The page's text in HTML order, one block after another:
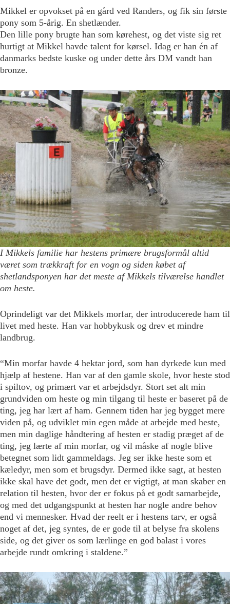
Mikkel er opvokset på en gård ved Randers, og fik sin første
pony som 5-årig. En shetlænder.
Den lille pony brugte han som kørehest, og det viste sig ret
hurtigt at Mikkel havde talent for kørsel. Idag er han én af
danmarks bedste kuske og under dette års DM vandt han
bronze.
I Mikkels familie har hestens primære brugsformål altid
været som trækkraft for en vogn og siden købet af
shetlandsponyen har det meste af Mikkels tilværelse handlet
om heste.
Oprindeligt var det Mikkels morfar, der introducerede ham til
livet med heste. Han var hobbykusk og drev et mindre
landbrug.
“Min morfar havde 4 hektar jord, som han dyrkede kun med
hjælp af hestene. Han var af den gamle skole, hvor heste stod
i spiltov, og primært var et arbejdsdyr. Stort set alt min
grundviden om heste og min tilgang til heste er baseret på de
ting, jeg har lært af ham. Gennem tiden har jeg bygget mere
viden på, og udviklet min egen måde at arbejde med heste,
men min daglige håndtering af hesten er stadig præget af de
ting, jeg lærte af min morfar, og vil måske af nogle blive
betegnet som lidt gammeldags. Jeg ser ikke heste som et
kæledyr, men som et brugsdyr. Dermed ikke sagt, at hesten
ikke skal have det godt, men det er vigtigt, at man skaber en
relation til hesten, hvor der er fokus på et godt samarbejde,
og med det udgangspunkt at hesten har nogle andre behov
end vi mennesker. Hvad der reelt er i hestens tarv, er også
noget af det, jeg syntes, de er gode til at belyse fra skolens
side, og det giver os som lærlinge en god balast i vores
arbejde rundt omkring i staldene.”